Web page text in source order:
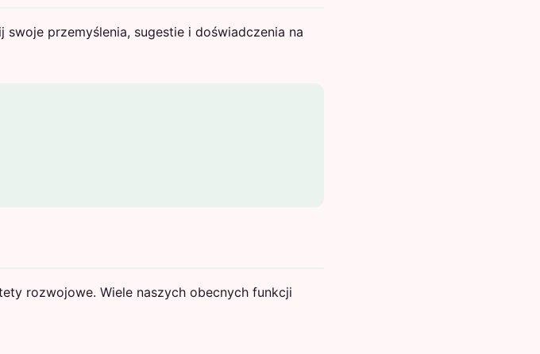
przemyślenia, sugestie i doświadczenia na
rozwojowe. Wiele naszych obecnych funkcji